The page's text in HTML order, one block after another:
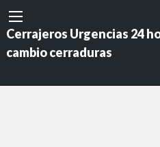
Cerrajeros Urgencias 24
cambio cerraduras